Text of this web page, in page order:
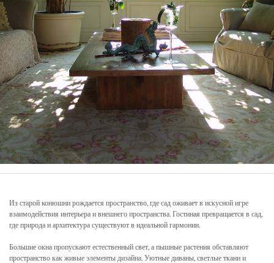
Из старой конюшни рождается пространство, где сад оживает в искусной игре
взаимодействия интерьера и внешнего пространства. Гостиная превращается в сад,
где природа и архитектура существуют в идеальной гармонии.
Большие окна пропускают естественный свет, а пышные растения обставляют
пространство как живые элементы дизайна. Уютные диваны, светлые ткани и